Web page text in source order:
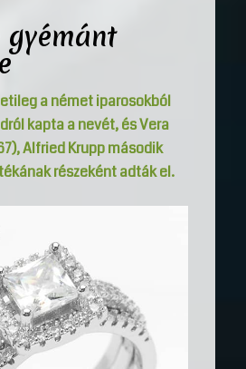
a német iparosokból
kapta a nevét, és Vera
Alfried Krupp második
részeként adták el.